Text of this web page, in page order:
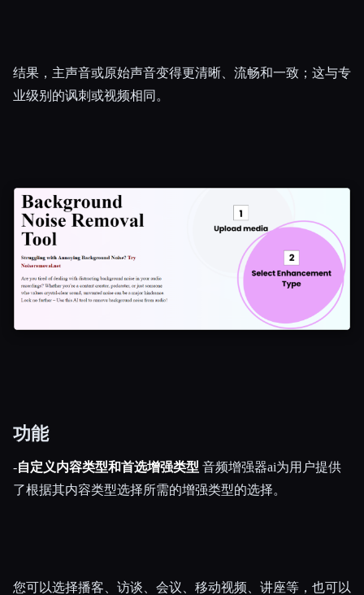
结果，主声音或原始声音变得更清晰、流畅和一致；这与专
业级别的讽刺或视频相同。
功能
-自定义内容类型和首选增强类型 音频增强器ai为用户提供
了根据其内容类型选择所需的增强类型的选择。
您可以选择播客、访谈、会议、移动视频、讲座等，也可以